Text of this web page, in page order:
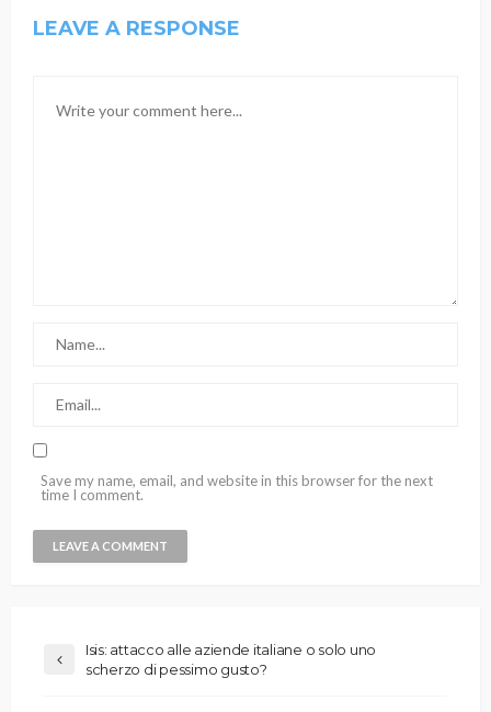
LEAVE A RESPONSE
Save my name, email, and website in this browser for the next
time I comment.
Isis: attacco alle aziende italiane o solo uno
scherzo di pessimo gusto?